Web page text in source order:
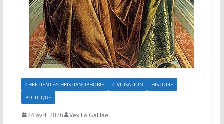
CHRETIENTÉ/CHRISTIANOPHOBIE CIVILISATION
HISTOIRE
POLITIQUE
24 avril 2026 Vexilla Galliae